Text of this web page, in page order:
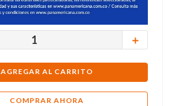
＋
AGREGAR AL CARRITO
COMPRAR AHORA